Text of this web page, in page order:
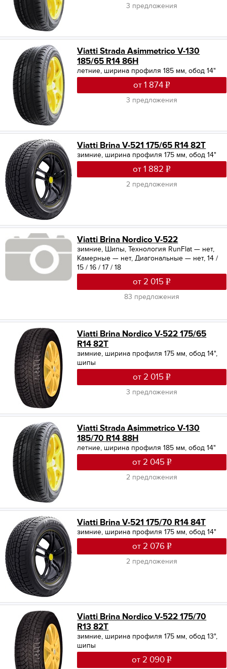
3 предложения
Viatti Strada Asimmetrico V-130
185/65 R14 86H
летние, ширина профиля 185 мм, обод 14"
от 1 874
3 предложения
Viatti Brina V-521 175/65 R14 82T
зимние, ширина профиля 175 мм, обод 14"
от 1 882
2 предложения
Viatti Brina Nordico V-522
зимние, Шипы, Технология RunFlat — нет,
Камерные — нет, Диагональные — нет, 14 /
15 / 16 / 17 / 18
от 2 015
83 предложения
Viatti Brina Nordico V-522 175/65
R14 82T
зимние, ширина профиля 175 мм, обод 14",
шипы
от 2 015
3 предложения
Viatti Strada Asimmetrico V-130
185/70 R14 88H
летние, ширина профиля 185 мм, обод 14"
от 2 045
2 предложения
Viatti Brina V-521 175/70 R14 84T
зимние, ширина профиля 175 мм, обод 14"
от 2 076
2 предложения
Viatti Brina Nordico V-522 175/70
R13 82T
зимние, ширина профиля 175 мм, обод 13",
шипы
от 2 090